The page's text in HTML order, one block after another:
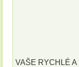
VAŠE RYCHLÉ